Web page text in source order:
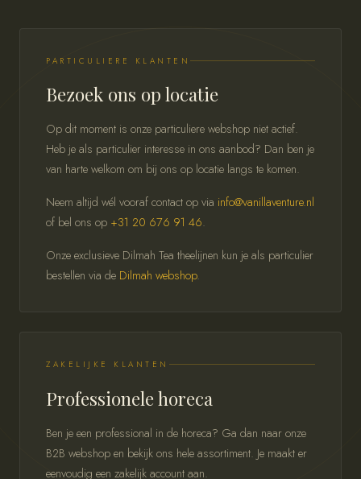
PARTICULIERE KLANTEN
Bezoek ons op locatie
Op dit moment is onze particuliere webshop niet actief.
Heb je als particulier interesse in ons aanbod? Dan ben je
van harte welkom om bij ons op locatie langs te komen.
Neem altijd wél vooraf contact op via info@vanillaventure.nl
of bel ons op +31 20 676 91 46.
Onze exclusieve Dilmah Tea theelijnen kun je als particulier
bestellen via de Dilmah webshop.
ZAKELIJKE KLANTEN
Professionele horeca
Ben je een professional in de horeca? Ga dan naar onze
B2B webshop en bekijk ons hele assortiment. Je maakt er
eenvoudig een zakelijk account aan.